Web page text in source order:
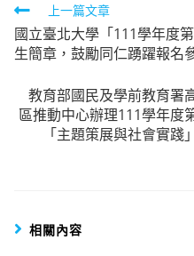
Read
more
articles
上一篇文章
國立臺北大學「111學年度
生簡章，鼓勵同仁踴躍報名
教育部國民及學前教育署
區推動中心辦理111學年度
「主題策展與社會實
相關內容